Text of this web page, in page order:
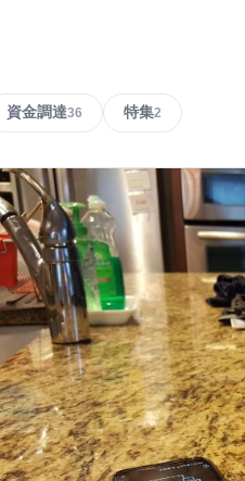
資金調達36 特集2